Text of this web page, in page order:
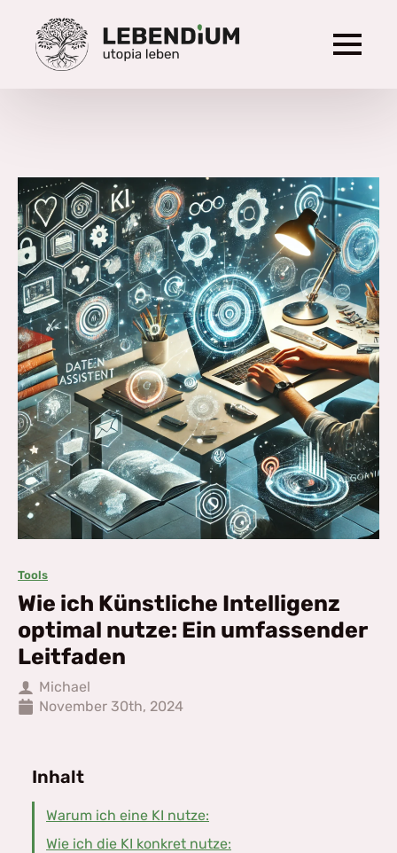
Tools
Wie ich Künstliche Intelligenz
optimal nutze: Ein umfassender
Leitfaden
Michael
November 30th, 2024
Inhalt
Warum ich eine KI nutze:
Wie ich die KI konkret nutze: